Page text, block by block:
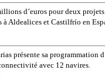
d’euros pour deux projets
Aldealices et Castilfrío en
présente sa programmation
avec 12 navires.